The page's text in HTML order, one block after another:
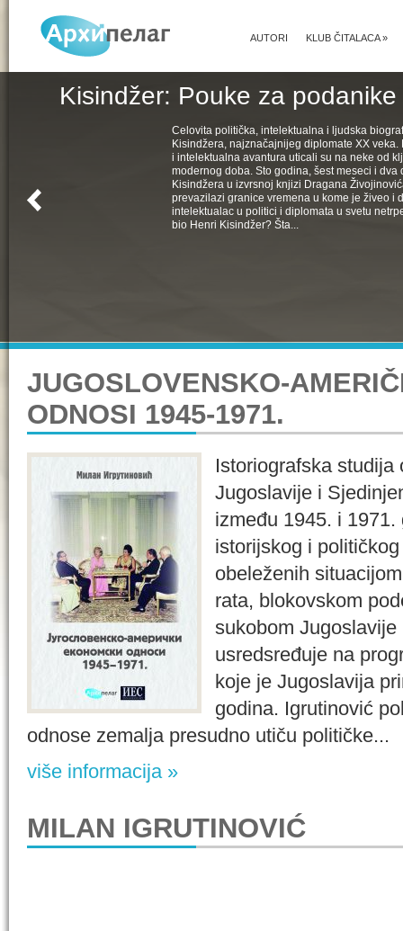
KLUB ČITALACA»
AUTORI
Kisindžer: Pouke za
Celovita politička, intelektualna i ljudska
Kisindžera, najznačajnijeg diplomate XX
i intelektualna avantura uticali su na neke od
modernog doba. Sto godina, šest meseci i dva
Kisindžera u izvrsnoj knjizi Dragana
prevazilazi granice vremena u kome je živeo i
intelektualac u politici i diplomata u svetu
bio Henri Kisindžer? Šta...
JUGOSLOVENSKO-
ODNOSI 1945-1971.
Istoriografska
Jugoslavije i
između 1945. i
istorijskog i
obeleženih
rata, blokovskom
sukobom
usredsređuje na
koje je Jugoslavija
godina. Igrutinović
odnose zemalja presudno utiču političke...
više informacija »
MILAN IGRUTINOVIĆ